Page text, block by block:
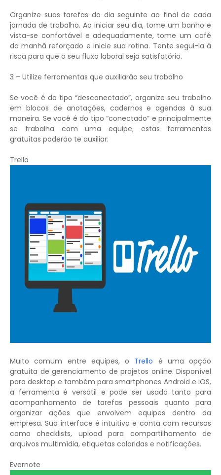
Organize suas tarefas do dia seguinte ao final de cada
jornada de trabalho. Ao iniciar seu dia, tome um banho e
vista-se confortável e adequadamente, tome um café
da manhã reforçado e inicie sua rotina. Tente segui-la à
risca para que o seu fluxo laboral seja satisfatório.
3 – Utilize ferramentas que auxiliarão seu trabalho
Se você é do tipo “desconectado”, organize seu trabalho
em blocos de anotações, cadernos e agendas à sua
maneira. Se você é do tipo “conectado” e principalmente
se trabalha com uma equipe, estas ferramentas
gratuitas poderão te auxiliar:
Trello
Muito comum entre equipes, o Trello é uma opção
gratuita de gerenciamento de projetos online. Disponível
para desktop e também para smartphones Android e iOS,
a ferramenta é versátil e pode ser usada tanto para
acompanhamento de tarefas pessoais quanto para
organizar ações que envolvem equipes dentro da
empresa. Sua interface é intuitiva e conta com recursos
como checklists, upload para compartilhamento de
arquivos multimídia, etiquetas coloridas e notificações.
Evernote